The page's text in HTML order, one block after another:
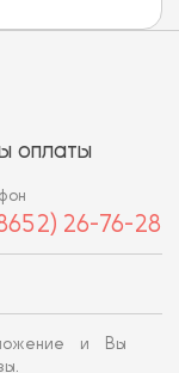
оплаты
26-76-28
и Вы